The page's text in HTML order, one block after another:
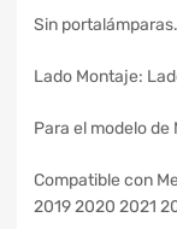
Sin portalámparas.
Lado Montaje:
Para el modelo
Compatible con
2019 2020 2021